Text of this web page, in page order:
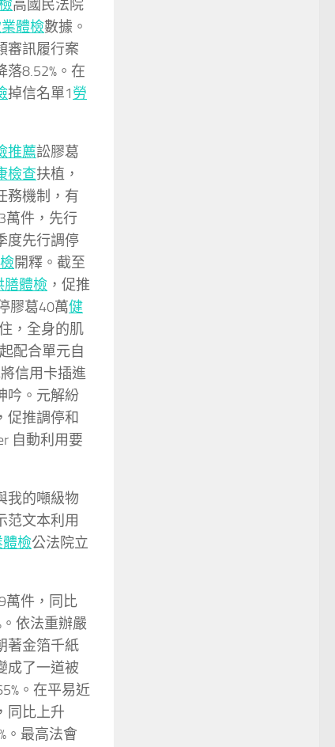
高國民法院
體檢數據。
審訊履行案
8.52%。在
掉信名單1勞
推薦訟膠葛
檢查扶植，
務機制，有
萬件，先行
度先行調停
開釋。截至
膳體檢 ，促推
膠葛40萬健
，全身的肌
配合單元自
信用卡插進
吟。元解紛
促推調停和
自動利用要
我的噸級物
范文本利用
體檢公法院立
萬件，同比
。依法重辦嚴
著金箔千紙
成了一道被
。在平易近
同比上升
。最高法會